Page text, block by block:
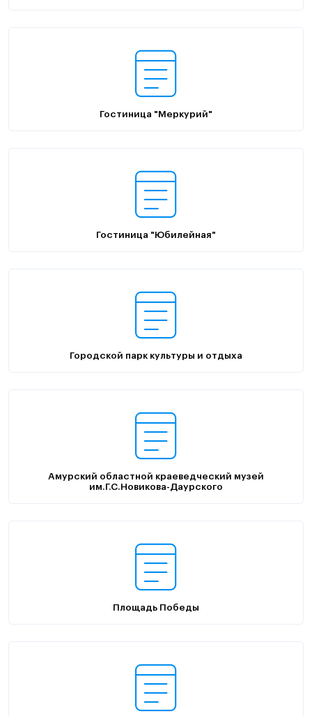
Гостиница "Меркурий"
Гостиница "Юбилейная"
Городской парк культуры и отдыха
Амурский областной краеведческий музей
им.Г.С.Новикова-Даурского
Площадь Победы